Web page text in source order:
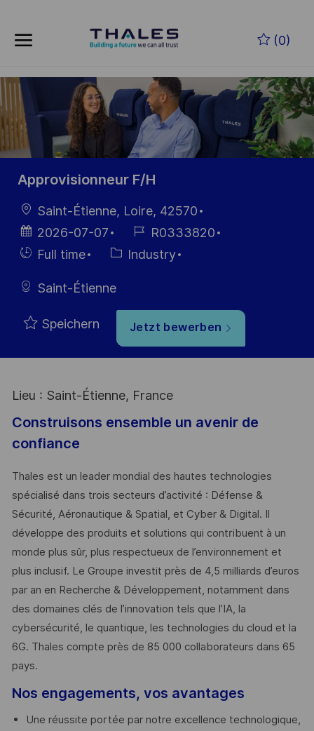
(0)
-
Approvisionneur F/H
Ort
Saint-Étienne, Loire, 42570
Datum der
Veröffentlichung
2026-07-07
Job-
ID
R0333820
Einstellunngstyp
Full time Kategorie
Industry
Saint-Étienne
Speichern Jetzt bewerben
Lieu : Saint-Étienne, France
Construisons ensemble un avenir de
confiance
Thales est un leader mondial des hautes technologies
spécialisé dans trois secteurs d’activité : Défense &
Sécurité, Aéronautique & Spatial, et Cyber & Digital. Il
développe des produits et solutions qui contribuent à un
monde plus sûr, plus respectueux de l’environnement et
plus inclusif. Le Groupe investit près de 4,5 milliards d’euros
par an en Recherche & Développement, notamment dans
des domaines clés de l’innovation tels que l’IA, la
cybersécurité, le quantique, les technologies du cloud et la
6G. Thales compte près de 85 000 collaborateurs dans 65
pays. ​
Nos engagements, vos avantages
Une réussite portée par notre excellence technologique,